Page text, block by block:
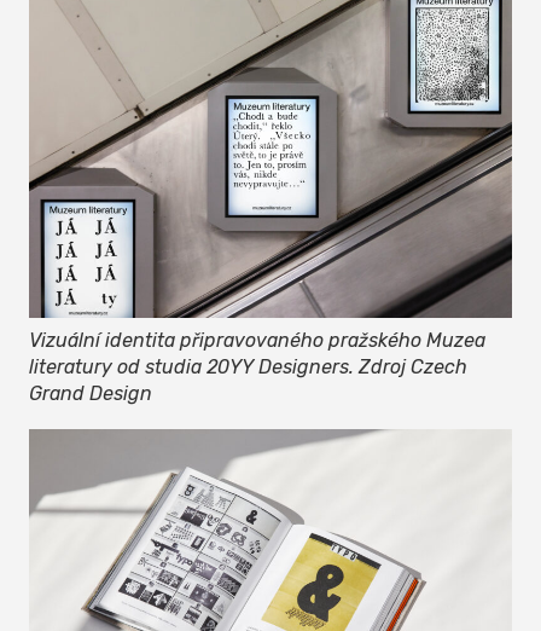
Vizuální identita připravovaného pražského Muzea
literatury od studia 20YY Designers. Zdroj Czech
Grand Design